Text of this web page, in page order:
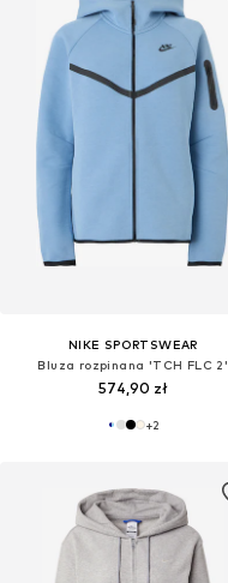
NIKE SPORTSWEAR
Bluza rozpinana 'TCH FLC 2'
574,90 zł
+2